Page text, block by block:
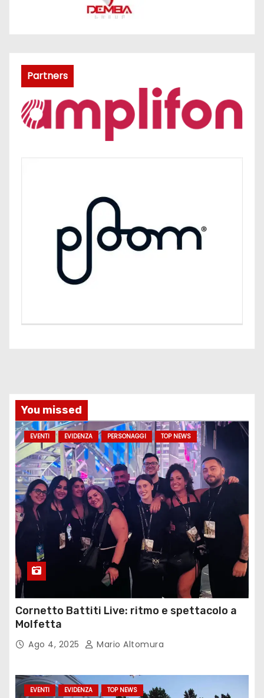
Partners
You missed
EVENTI EVIDENZA PERSONAGGI TOP NEWS
Cornetto Battiti Live: ritmo e spettacolo a
Molfetta
Ago 4, 2025 Mario Altomura
EVENTI EVIDENZA TOP NEWS